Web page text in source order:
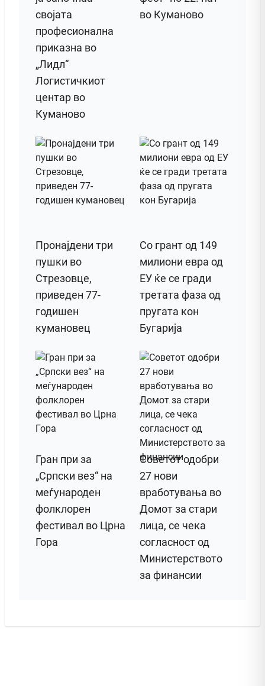
својата
професионална
приказна во
„Лидл“
Логистичкиот
центар во
Куманово
во Куманово
Пронајдени три
пушки во
Стрезовце,
приведен 77-
годишен
кумановец
Со грант од 149
милиони евра од
ЕУ ќе се гради
третата фаза од
пругата кон
Бугарија
Гран при за
„Српски вез“ на
меѓународен
фолклорен
фестивал во Црна
Гора
Советот одобри
27 нови
вработувања во
Домот за стари
лица, се чека
согласност од
Министерството
за финансии